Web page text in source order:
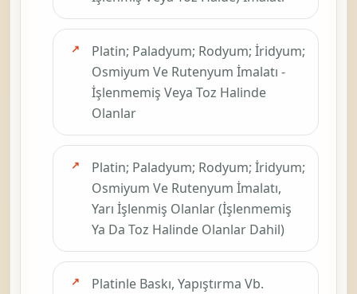
Platin; Paladyum; Rodyum; İridyum;
Osmiyum Ve Rutenyum İmalatı -
İşlenmemiş Veya Toz Halinde
Olanlar
Platin; Paladyum; Rodyum; İridyum;
Osmiyum Ve Rutenyum İmalatı,
Yarı İşlenmiş Olanlar (İşlenmemiş
Ya Da Toz Halinde Olanlar Dahil)
Platinle Baskı, Yapıştırma Vb.